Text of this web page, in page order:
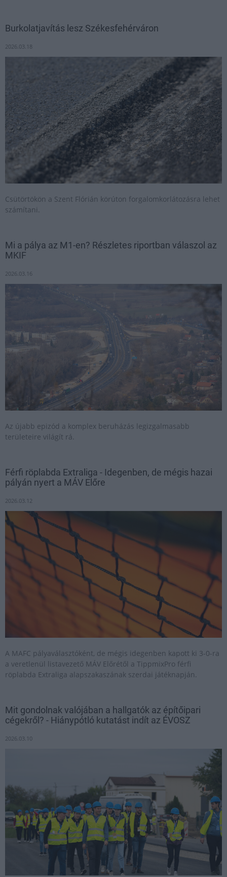
Burkolatjavítás lesz Székesfehérváron
2026.03.18
Csütörtökön a Szent Flórián körúton forgalomkorlátozásra lehet
számítani.
Mi a pálya az M1-en? Részletes riportban válaszol az
MKIF
2026.03.16
Az újabb epizód a komplex beruházás legizgalmasabb
területeire világít rá.
Férfi röplabda Extraliga - Idegenben, de mégis hazai
pályán nyert a MÁV Előre
2026.03.12
A MAFC pályaválasztóként, de mégis idegenben kapott ki 3-0-ra
a veretlenül listavezető MÁV Előrétől a TippmixPro férfi
röplabda Extraliga alapszakaszának szerdai játéknapján.
Mit gondolnak valójában a hallgatók az építőipari
cégekről? - Hiánypótló kutatást indít az ÉVOSZ
2026.03.10